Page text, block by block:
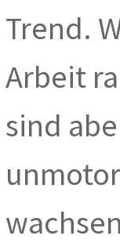
Trend.
Arbeit
sind